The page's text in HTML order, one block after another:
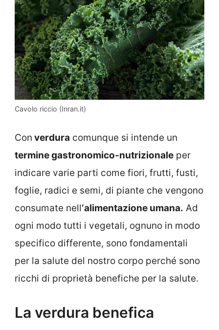
Cavolo riccio (Inran.it)
Con verdura comunque si intende un
termine gastronomico-nutrizionale per
indicare varie parti come fiori, frutti, fusti,
foglie, radici e semi, di piante che vengono
consumate nell‘alimentazione umana. Ad
ogni modo tutti i vegetali, ognuno in modo
specifico differente, sono fondamentali
per la salute del nostro corpo perché sono
ricchi di proprietà benefiche per la salute.
La verdura benefica